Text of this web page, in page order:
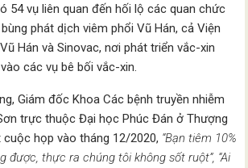
54 vụ liên quan đến hối lộ các quan chức
phát dịch viêm phổi Vũ Hán, cả Viện
Hán và Sinovac, nơi phát triển vắc-xin
các vụ bê bối vắc-xin.
Giám đốc Khoa Các bệnh truyền nhiễm
trực thuộc Đại học Phúc Đán ở Thượng
họp vào tháng 12/2020, “Bạn tiêm 10%
được, thực ra chúng tôi không sốt ruột”, “Ai